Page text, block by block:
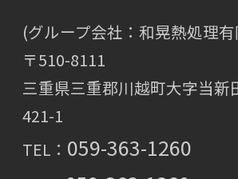
(グループ会社：和晃熱処理
〒510-8111
三重県三重郡川越町大字当新
421-1
TEL： 059-363-1260